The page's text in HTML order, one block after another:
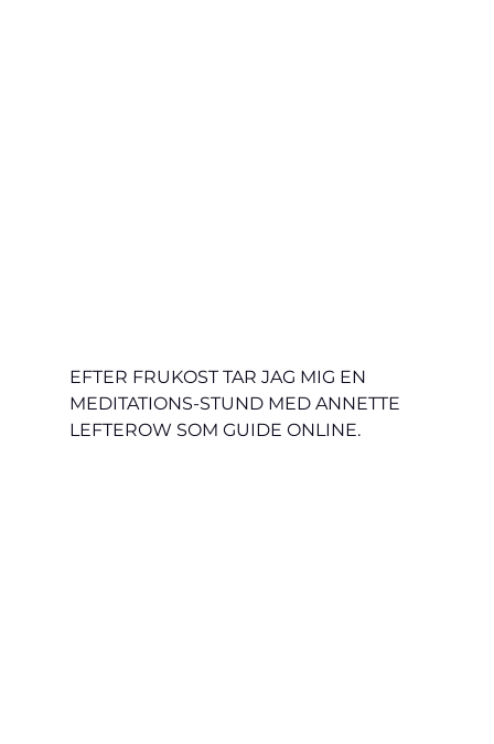
EFTER FRUKOST TAR JAG MIG EN
MEDITATIONS-STUND MED ANNETTE
LEFTEROW SOM GUIDE ONLINE.